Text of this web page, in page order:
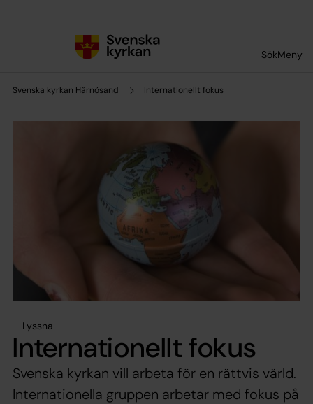
SökMeny
Svenska kyrkan Härnösand Internationellt fokus
Lyssna
Internationellt fokus
Svenska kyrkan vill arbeta för en rättvis värld.
Internationella gruppen arbetar med fokus på